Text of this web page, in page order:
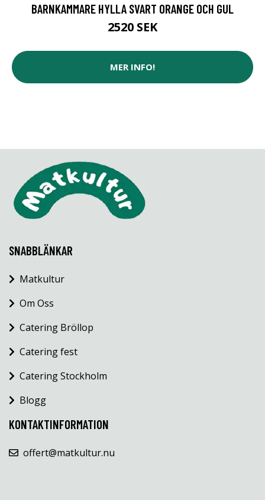
BARNKAMMARE HYLLA SVART ORANGE OCH GUL
2520 SEK
MER INFO!
SNABBLÄNKAR
Matkultur
Om Oss
Catering Bröllop
Catering fest
Catering Stockholm
Blogg
KONTAKTINFORMATION
offert@matkultur.nu